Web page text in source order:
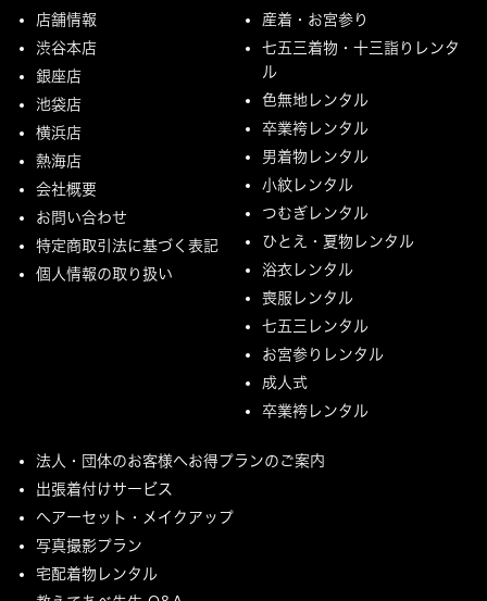
店舗情報
渋谷本店
銀座店
池袋店
横浜店
熱海店
会社概要
お問い合わせ
特定商取引法に基づく表記
個人情報の取り扱い
産着・お宮参り
七五三着物・十三詣りレンタ
ル
色無地レンタル
卒業袴レンタル
男着物レンタル
小紋レンタル
つむぎレンタル
ひとえ・夏物レンタル
浴衣レンタル
喪服レンタル
七五三レンタル
お宮参りレンタル
成人式
卒業袴レンタル
法人・団体のお客様へお得プランのご案内
出張着付けサービス
ヘアーセット・メイクアップ
写真撮影プラン
宅配着物レンタル